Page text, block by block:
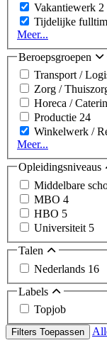
Vakantiewerk 2
Tijdelijke
Meer...
Beroepsgroepen
Transport /
Zorg /
Horeca /
Productie 24
Winkelwerk /
Meer...
Opleidingsniveaus
Middelbare
MBO 4
HBO 5
Universiteit 5
Talen
Nederlands 16
Labels
Topjob
Filters Toepassen